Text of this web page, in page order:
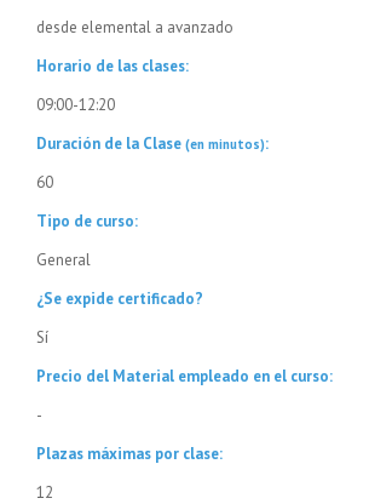
desde elemental a avanzado
Horario de las clases:
09:00-12:20
Duración de la Clase (en minutos):
60
Tipo de curso:
General
¿Se expide certificado?
Sí
Precio del Material empleado en el curso:
-
Plazas máximas por clase:
12